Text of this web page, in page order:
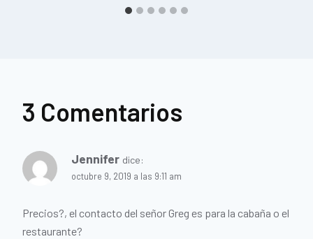
3 Comentarios
Jennifer dice:
octubre 9, 2019 a las 9:11 am
Precios?, el contacto del señor Greg es para la cabaña o el
restaurante?